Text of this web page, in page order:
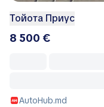
Тойота Приус
8 500 €
AutoHub.md